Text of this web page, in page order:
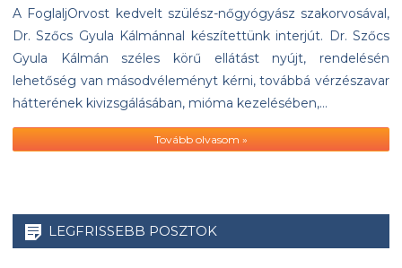
A FoglaljOrvost kedvelt szülész-nőgyógyász szakorvosával,
Dr. Szőcs Gyula Kálmánnal készítettünk interjút. Dr. Szőcs
Gyula Kálmán széles körű ellátást nyújt, rendelésén
lehetőség van másodvéleményt kérni, továbbá vérzészavar
hátterének kivizsgálásában, mióma kezelésében,…
Tovább olvasom »
LEGFRISSEBB POSZTOK